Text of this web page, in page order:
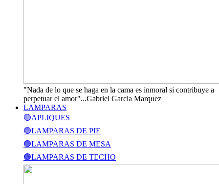
"Nada de lo que se haga en la cama es inmoral si contribuye a
perpetuar el amor"...Gabriel Garcia Marquez
LAMPARAS
🟢APLIQUES
🟢LAMPARAS DE PIE
🟢LAMPARAS DE MESA
🟢LAMPARAS DE TECHO